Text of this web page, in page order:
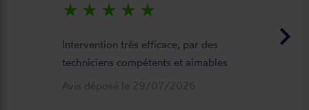
keyboard_arrow_right
star_rate star_rate star_rate star_rate star_rate
Intervention très efficace, par des
techniciens compétents et aimables
Avis déposé le 29/07/2026